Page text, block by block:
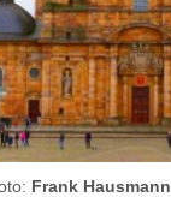
Frank Hausmann